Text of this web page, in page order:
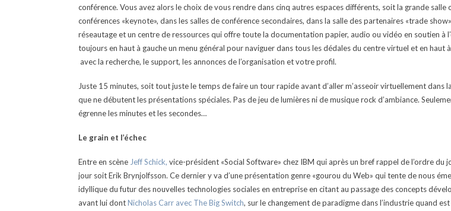
conférence. Vous avez alors le choix de vous rendre dans cinq autres espaces différents, soit la grande salle
conférences «keynote», dans les salles de conférence secondaires, dans la salle des partenaires «trade
réseautage et un centre de ressources qui offre toute la documentation papier, audio ou vidéo en soutien à
toujours en haut à gauche un menu général pour naviguer dans tous les dédales du centre virtuel et en haut
avec la recherche, le support, les annonces de l’organisation et votre profil.
Juste 15 minutes, soit tout juste le temps de faire un tour rapide avant d’aller m’asseoir virtuellement dans
que ne débutent les présentations spéciales. Pas de jeu de lumières ni de musique rock d’ambiance.
égrenne les minutes et les secondes…
Le grain et l’échec
Entre en scène Jeff Schick, vice-président «Social Software» chez IBM qui après un bref rappel de l’ordre du
jour soit Erik Brynjolfsson. Ce dernier y va d’une présentation genre «gourou du Web» qui tente de nous
idyllique du futur des nouvelles technologies sociales en entreprise en citant au passage des concepts
avant lui dontNicholas Carr avec The Big Switch, sur le changement de paradigme dans l’industrie quand